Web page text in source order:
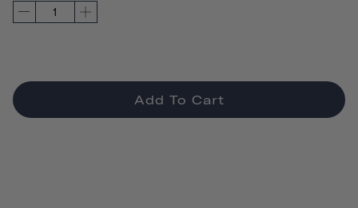
Add To Cart